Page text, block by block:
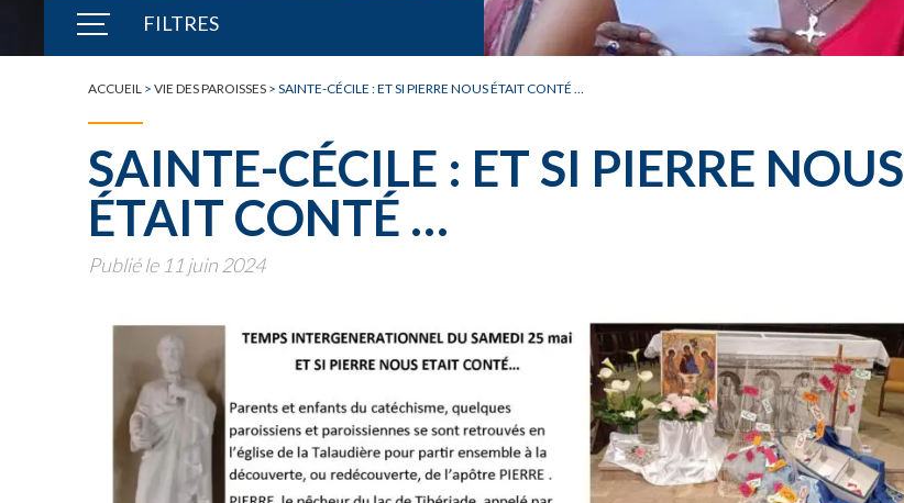
FILTRES
TOUTE L'ACTUALITÉ CARNET OFFICIEL
ACCUEIL > VIE DES PAROISSES > SAINTE-CÉCILE : ET SI PIERRE NOUS ÉTAIT CONTÉ …
SAINTE-CÉCILE : ET SI PIERRE NOUS
ÉTAIT CONTÉ …
Publié le 11 juin 2024